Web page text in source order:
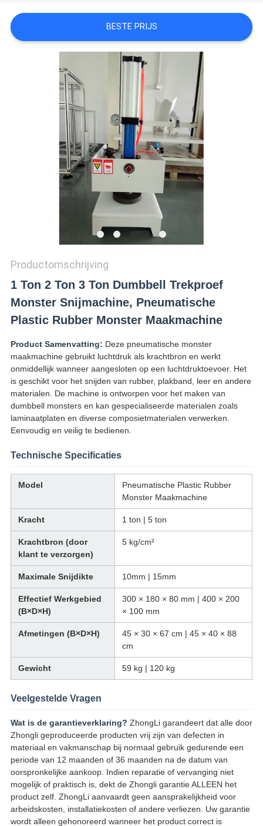
SHOW
SITEMAP
PRIVACY
BESTE PRIJS
Productomschrijving
1 Ton 2 Ton 3 Ton Dumbbell Trekproef
Monster Snijmachine, Pneumatische
Plastic Rubber Monster Maakmachine
Product Samenvatting: Deze pneumatische monster
maakmachine gebruikt luchtdruk als krachtbron en werkt
onmiddellijk wanneer aangesloten op een luchtdruktoevoer. Het
is geschikt voor het snijden van rubber, plakband, leer en andere
materialen. De machine is ontworpen voor het maken van
dumbbell monsters en kan gespecialiseerde materialen zoals
laminaatplaten en diverse composietmaterialen verwerken.
Eenvoudig en veilig te bedienen.
Technische Specificaties
Model
Pneumatische Plastic Rubber
Monster Maakmachine
Kracht 1 ton | 5 ton
Krachtbron (door
klant te verzorgen)
5 kg/cm²
Maximale Snijdikte 10mm | 15mm
Effectief Werkgebied
(B×D×H)
300 × 180 × 80 mm | 400 × 200
× 100 mm
Afmetingen (B×D×H)
45 × 30 × 67 cm | 45 × 40 × 88
cm
Gewicht 59 kg | 120 kg
Veelgestelde Vragen
Wat is de garantieverklaring? ZhongLi garandeert dat alle door
Zhongli geproduceerde producten vrij zijn van defecten in
materiaal en vakmanschap bij normaal gebruik gedurende een
periode van 12 maanden of 36 maanden na de datum van
oorspronkelijke aankoop. Indien reparatie of vervanging niet
mogelijk of praktisch is, dekt de Zhongli garantie ALLEEN het
product zelf. ZhongLi aanvaardt geen aansprakelijkheid voor
arbeidskosten, installatiekosten of andere verliezen. Uw garantie
wordt alleen gehonoreerd wanneer het product correct is